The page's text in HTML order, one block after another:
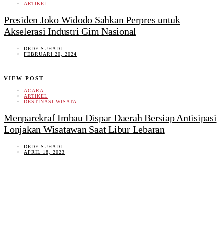
ARTIKEL
Presiden Joko Widodo Sahkan Perpres untuk
Akselerasi Industri Gim Nasional
DEDE SUHADI
FEBRUARI 20, 2024
VIEW POST
ACARA
ARTIKEL
DESTINASI WISATA
Menparekraf Imbau Dispar Daerah Bersiap Antisipasi
Lonjakan Wisatawan Saat Libur Lebaran
DEDE SUHADI
APRIL 18, 2023